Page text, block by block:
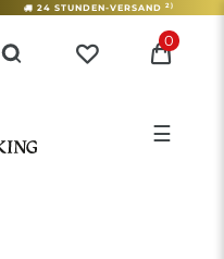
24 STUNDEN-VERSAND 2)
0
☰